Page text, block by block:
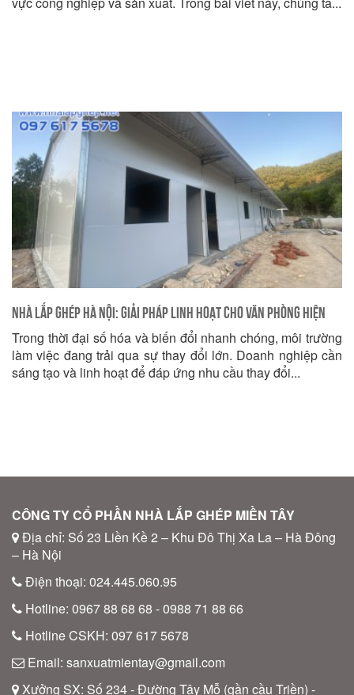
Nhà Lắp Ghép Hà Nội: Giải Pháp Linh Hoạt Cho Văn Phòng Hiện
Đại
Trong thời đại số hóa và biến đổi nhanh chóng, môi trường
làm việc đang trải qua sự thay đổi lớn. Doanh nghiệp cần
sáng tạo và linh hoạt để đáp ứng nhu cầu thay đổi...
CÔNG TY CỔ PHẦN NHÀ LẮP GHÉP MIỀN TÂY
Địa chỉ: Số 23 Liền Kề 2 – Khu Đô Thị Xa La – Hà Đông
– Hà Nội
Điện thoại: 024.445.060.95
Hotline: 0967 88 68 68 - 0988 71 88 66
Hotline CSKH: 097 617 5678
Email: sanxuatmientay@gmail.com
Xưởng SX: Số 234 - Đường Tây Mỗ (gần cầu Triền) -